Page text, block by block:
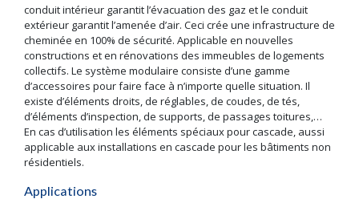
conduit intérieur garantit l’évacuation des gaz et le conduit
extérieur garantit l’amenée d’air. Ceci crée une infrastructure de
cheminée en 100% de sécurité. Applicable en nouvelles
constructions et en rénovations des immeubles de logements
collectifs. Le système modulaire consiste d’une gamme
d’accessoires pour faire face à n’importe quelle situation. Il
existe d’éléments droits, de réglables, de coudes, de tés,
d’éléments d’inspection, de supports, de passages toitures,…
En cas d’utilisation les éléments spéciaux pour cascade, aussi
applicable aux installations en cascade pour les bâtiments non
résidentiels.
Applications